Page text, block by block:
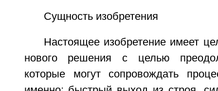
Сущность изобретения
Настоящее изобретение имеет
нового решения с целью
которые могут сопровождать